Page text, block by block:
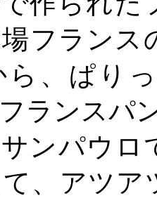
フラン
ら、ぱり
ランスパ
ンパウロ
、アツ